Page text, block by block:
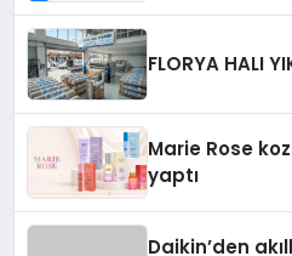
FLORYA HALI
Marie Rose
yaptı
Daikin’den